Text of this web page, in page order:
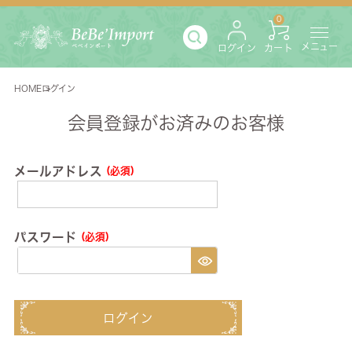
ログイン カート
0
メニュー
HOMEログイン
会員登録がお済みのお客様
メールアドレス
パスワード
ログイン